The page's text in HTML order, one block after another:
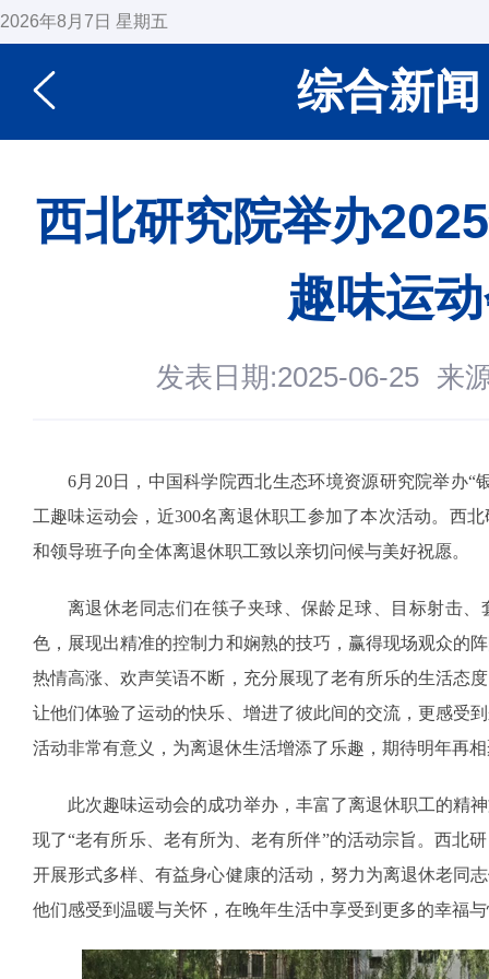
2026年8月7日 星期五
综合新闻
西北研究院举办
趣味运
发表日期:2025-06-25 来
6月20日，中国科学院西北生态环境资源研究院举办“
工趣味运动会，近300名离退休职工参加了本次活动。西
和领导班子向全体离退休职工致以亲切问候与美好祝愿。
离退休老同志们在筷子夹球、保龄足球、目标射击
色，展现出精准的控制力和娴熟的技巧，赢得现场观众的
热情高涨、欢声笑语不断，充分展现了老有所乐的生活态
让他们体验了运动的快乐、增进了彼此间的交流，更感受
活动非常有意义，为离退休生活增添了乐趣，期待明年再
此次趣味运动会的成功举办，丰富了离退休职工的精
现了“老有所乐、老有所为、老有所伴”的活动宗旨。西北
开展形式多样、有益身心健康的活动，努力为离退休老同
他们感受到温暖与关怀，在晚年生活中享受到更多的幸福